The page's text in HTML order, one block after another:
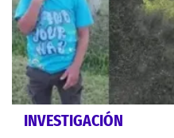
INVESTIGACIÓN